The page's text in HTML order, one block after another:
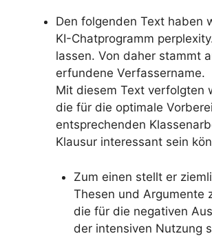
Den folgenden Text haben
KI-Chatprogramm
lassen. Von daher stammt
erfundene Verfassername.
Mit diesem Text verfolgten
die für die optimale
entsprechenden
Klausur interessant sein
Zum einen stellt er
Thesen und Argumente
die für die negativen
der intensiven Nutzung